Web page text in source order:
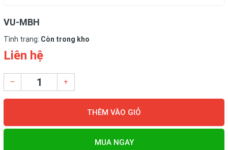
VU-MBH
Tình trạng: Còn trong kho
Liên hệ
– +
THÊM VÀO GIỎ
MUA NGAY